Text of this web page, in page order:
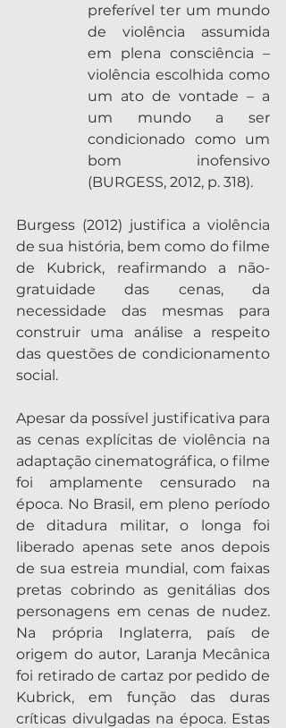
preferível ter um mundo
de violência assumida
em plena consciência –
violência escolhida como
um ato de vontade – a
um mundo a ser
condicionado como um
bom inofensivo
(BURGESS, 2012, p. 318).
Burgess (2012) justifica a violência
de sua história, bem como do filme
de Kubrick, reafirmando a não-
gratuidade das cenas, da
necessidade das mesmas para
construir uma análise a respeito
das questões de condicionamento
social.
Apesar da possível justificativa para
as cenas explícitas de violência na
adaptação cinematográfica, o filme
foi amplamente censurado na
época. No Brasil, em pleno período
de ditadura militar, o longa foi
liberado apenas sete anos depois
de sua estreia mundial, com faixas
pretas cobrindo as genitálias dos
personagens em cenas de nudez.
Na própria Inglaterra, país de
origem do autor, Laranja Mecânica
foi retirado de cartaz por pedido de
Kubrick, em função das duras
críticas divulgadas na época. Estas